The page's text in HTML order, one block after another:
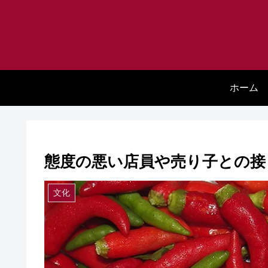
ホーム
態度の悪い店員や売り子との
文化